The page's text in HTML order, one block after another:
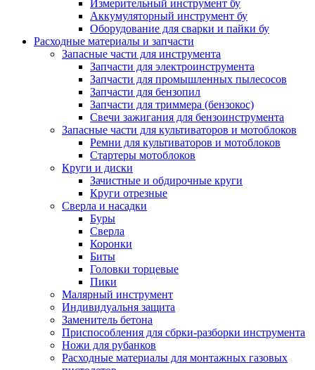
Измерительный инструмент бу
Аккумуляторный инструмент бу
Оборудование для сварки и пайки бу
Расходные материалы и запчасти
Запасные части для инструмента
Запчасти для электроинструмента
Запчасти для промышленных пылесосов
Запчасти для бензопил
Запчасти для триммера (бензокос)
Свечи зажигания для бензоинструмента
Запасные части для культиваторов и мотоблоков
Ремни для культиваторов и мотоблоков
Стартеры мотоблоков
Круги и диски
Зачистные и обдирочные круги
Круги отрезные
Сверла и насадки
Буры
Сверла
Коронки
Биты
Головки торцевые
Пики
Малярный инструмент
Индивидуальня защита
Заменитель бетона
Приспособления для сбрки-разборки инструмента
Ножи для рубанков
Расходные материалы для монтажных газовых